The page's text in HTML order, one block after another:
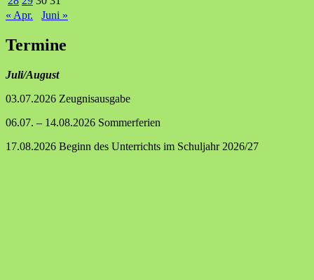
« Apr.
Juni »
Termine
Juli/August
03.07.2026 Zeugnisausgabe
06.07. – 14.08.2026 Sommerferien
17.08.2026 Beginn des Unterrichts im Schuljahr 2026/27